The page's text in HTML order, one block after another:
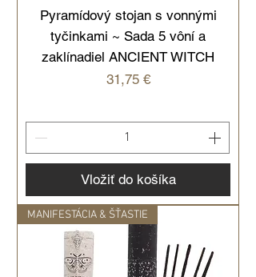
Pyramídový stojan s vonnými
tyčinkami ~ Sada 5 vôní a
zaklínadiel ANCIENT WITCH
Cena
31,75 €
Vložiť do košíka
MANIFESTÁCIA & ŠŤASTIE